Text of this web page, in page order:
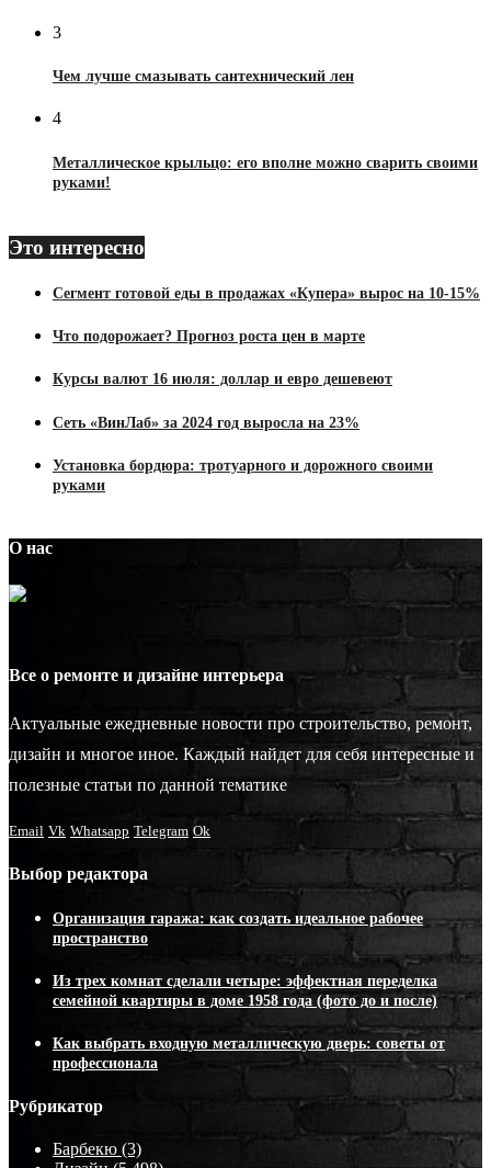
3
Чем лучше смазывать сантехнический лен
4
Металлическое крыльцо: его вполне можно сварить своими
руками!
Это интересно
Сегмент готовой еды в продажах «Купера» вырос на 10-15%
Что подорожает? Прогноз роста цен в марте
Курсы валют 16 июля: доллар и евро дешевеют
Сеть «ВинЛаб» за 2024 год выросла на 23%
Установка бордюра: тротуарного и дорожного своими
руками
О нас
Все о ремонте и дизайне интерьера
Актуальные ежедневные новости про строительство, ремонт,
дизайн и многое иное. Каждый найдет для себя интересные и
полезные статьи по данной тематике
Email Vk Whatsapp Telegram Ok
Выбор редактора
Организация гаража: как создать идеальное рабочее
пространство
Из трех комнат сделали четыре: эффектная переделка
семейной квартиры в доме 1958 года (фото до и после)
Как выбрать входную металлическую дверь: советы от
профессионала
Рубрикатор
Барбекю (3)